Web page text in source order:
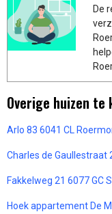
De
Overige huizen te
Arlo 83 6041 CL
Charles de Gaullestraat
Fakkelweg 21 6077 GC
Hoek appartement De